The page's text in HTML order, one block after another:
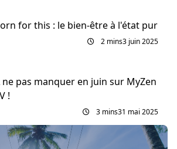
for this : le bien-être à l'état pur
2 mins3 juin 2025
ne pas manquer en juin sur MyZen
!
3 mins31 mai 2025